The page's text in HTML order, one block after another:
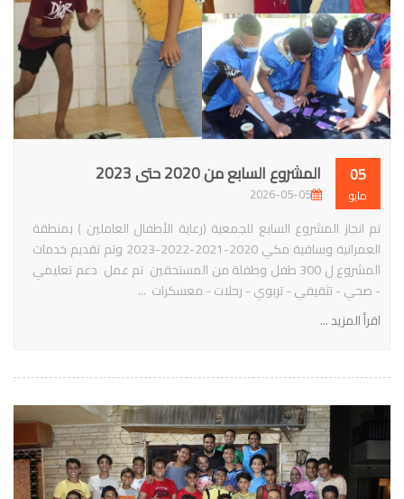
05
مايو
المشروع السابع من 2020 حتى 2023
2026-05-05
تم انجاز المشروع السابع للجمعية (رعاية الأطفال العاملين ) بمنطقة
العمرانية وساقية مكي 2020-2021-2022-2023 وتم تقديم خدمات
المشروع ل 300 طفل وطفلة من المستحقين تم عمل دعم تعليمي
- صحي - تثقيفي - تربوي - رحلات - معسكرات ...
اقرأ المزيد ...